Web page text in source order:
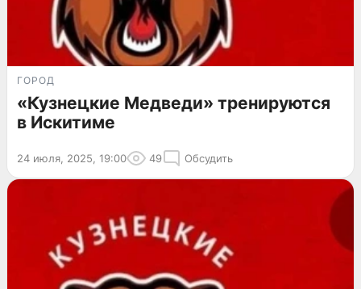
ГОРОД
«Кузнецкие Медведи» тренируются
в Искитиме
24 июля, 2025, 19:00 49 Обсудить